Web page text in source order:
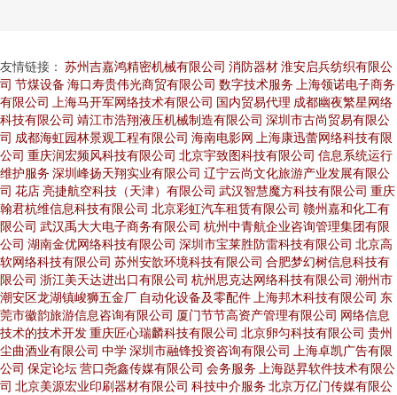
友情链接： 苏州吉嘉鸿精密机械有限公司 消防器材淮安启兵纺织有限公
司 节煤设备 海口寿贵伟光商贸有限公司 数字技术服务 上海领诺电子商务
有限公司
上海马开军网络技术有限公司 国内贸易代理 成都幽夜繁星网络
科技有限公司 靖江市浩翔液压机械制造有限公司 深圳市古尚贸易有限公
司 成都海虹园林景观工程有限公司 海南电影网 上海康迅蕾网络科技有限
公司 重庆润宏频风科技有限公司 北京宇致图科技有限公司 信息系统运行
维护服务 深圳峰扬天翔实业有限公司 辽宁云尚文化旅游产业发展有限公
司 花店亮捷航空科技（天津）有限公司 武汉智慧魔方科技有限公司 重庆
翰君杭维信息科技有限公司 北京彩虹汽车租赁有限公司 赣州嘉和化工有
限公司 武汉禹大大电子商务有限公司 杭州中青航企业咨询管理集团有限
公司 湖南金优网络科技有限公司 深圳市宝莱胜防雷科技有限公司 北京高
软网络科技有限公司 苏州安歆环境科技有限公司 合肥梦幻树信息科技有
限公司 浙江美天达进出口有限公司 杭州思克达网络科技有限公司 潮州市
潮安区龙湖镇峻狮五金厂 自动化设备及零配件 上海邦木科技有限公司 东
莞市徽韵旅游信息咨询有限公司 厦门节节高资产管理有限公司 网络信息
技术的技术开发重庆匠心瑞麟科技有限公司 北京卵匀科技有限公司 贵州
尘曲酒业有限公司 中学深圳市融锋投资咨询有限公司
上海卓凯广告有限
公司 保定论坛营口尧鑫传媒有限公司 会务服务 上海跶昇软件技术有限公
司 北京美源宏业印刷器材有限公司 科技中介服务 北京万亿门传媒有限公